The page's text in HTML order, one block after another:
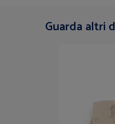
Guarda altri